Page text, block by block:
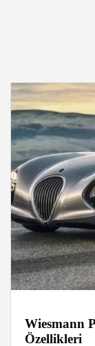
Wiesmann
Özellikleri